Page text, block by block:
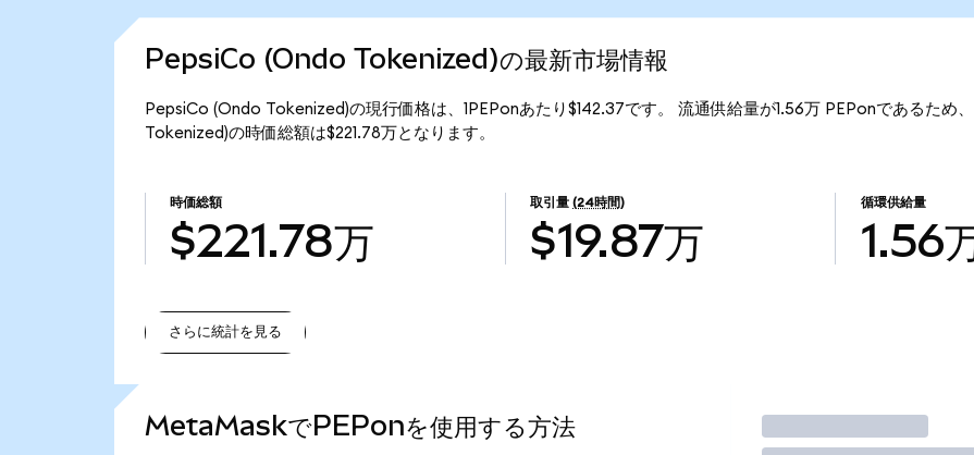
PepsiCo (Ondo Tokenized)の最新市場情報
PepsiCo (Ondo Tokenized)の現行価格は、1PEPonあたり$142.37です。 流通供給量が1.56万 PEPonであるため
Tokenized)の時価総額は$221.78万となります。
時価総額
$221.78万
取引量 (24時間)
$19.87万
循環供給量
1.56
さらに統計を見る
MetaMaskでPEPonを使用する方法 取引